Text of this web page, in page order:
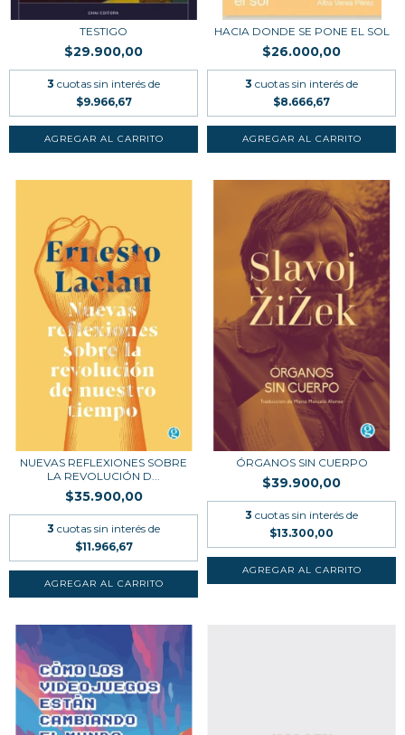
TESTIGO
$29.900,00
3 cuotas sin interés de
$9.966,67
HACIA DONDE SE PONE EL SOL
$26.000,00
3 cuotas sin interés de
$8.666,67
NUEVAS REFLEXIONES SOBRE
LA REVOLUCIÓN D...
$35.900,00
3 cuotas sin interés de
$11.966,67
ÓRGANOS SIN CUERPO
$39.900,00
3 cuotas sin interés de
$13.300,00